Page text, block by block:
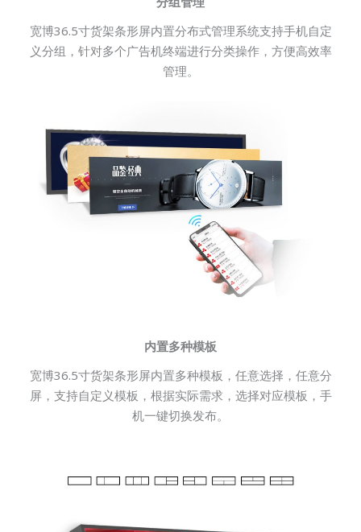
宽博36.5寸货架条形屏内置分布式管理系统支持手机自定
义分组，针对多个广告机终端进行分类操作，方便高效率
管理。
内置多种模板
宽博36.5寸货架条形屏内置多种模板，任意选择，任意分
屏，支持自定义模板，根据实际需求，选择对应模板，手
机一键切换发布。